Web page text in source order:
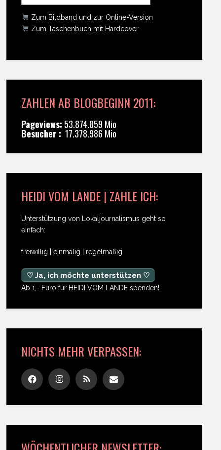
Zum Bildband und zur Online-Version
Zum Taschenbuch mit Hardcover
ZAHLEN AB BLOGBEGINN 2011:
Pageviews: 53.874.859 Mio
Besucher : 17.378.986 Mio
HEIDI VOM LANDE | ZAHLE ICH:
Unterstützung von Lokaljournalismus geht so
einfach:
freiwillig | einmalig | regelmäßig
♡ Ja, ich möchte unterstützen ♡
Ab 1,- Euro für HEIDI VOM LANDE spenden!
NICHTS MEHR VERPASSEN: